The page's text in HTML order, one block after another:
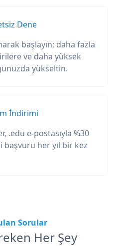
Dene
başlayın; daha fazla
ve daha yüksek
yükseltin.
İndirimi
.edu e-postasıyla %30
her yıl bir kez
Sorular
Her Şey